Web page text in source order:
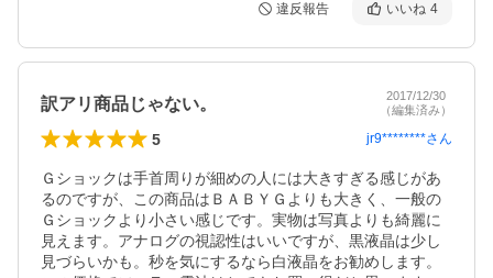
違反報告 いいね 4
訳アリ商品じゃない。
2017/12/30
（編集済み）
5 jr9********さん
Ｇショックは手首周りが細めの人には大きすぎる感じがあ
るのですが、この商品はＢＡＢＹＧよりも大きく、一般の
Ｇショックより小さい感じです。実物は写真よりも綺麗に
見えます。アナログの視認性はいいですが、黒液晶は少し
見づらいかも。秒を気にするなら白液晶をお勧めします。